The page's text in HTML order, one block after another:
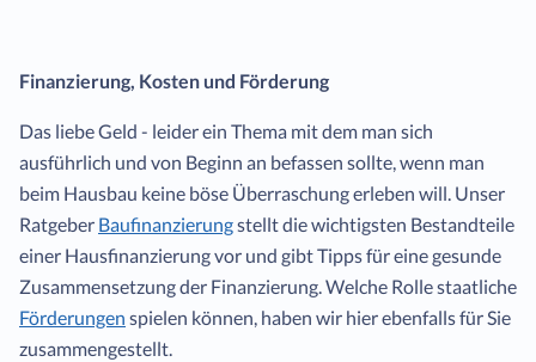
Finanzierung, Kosten und Förderung
Das liebe Geld - leider ein Thema mit dem man sich
ausführlich und von Beginn an befassen sollte, wenn man
beim Hausbau keine böse Überraschung erleben will. Unser
Ratgeber Baufinanzierungstellt die wichtigsten Bestandteile
einer Hausfinanzierung vor und gibt Tipps für eine gesunde
Zusammensetzung der Finanzierung. Welche Rolle staatliche
Förderungen spielen können, haben wir hier ebenfalls für Sie
zusammengestellt.